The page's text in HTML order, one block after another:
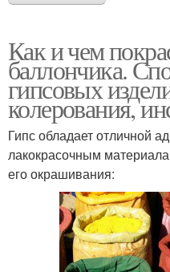
Как и чем
баллончика.
гипсовых
колерования,
Гипс обладает отличной
лакокрасочным
его окрашивания: